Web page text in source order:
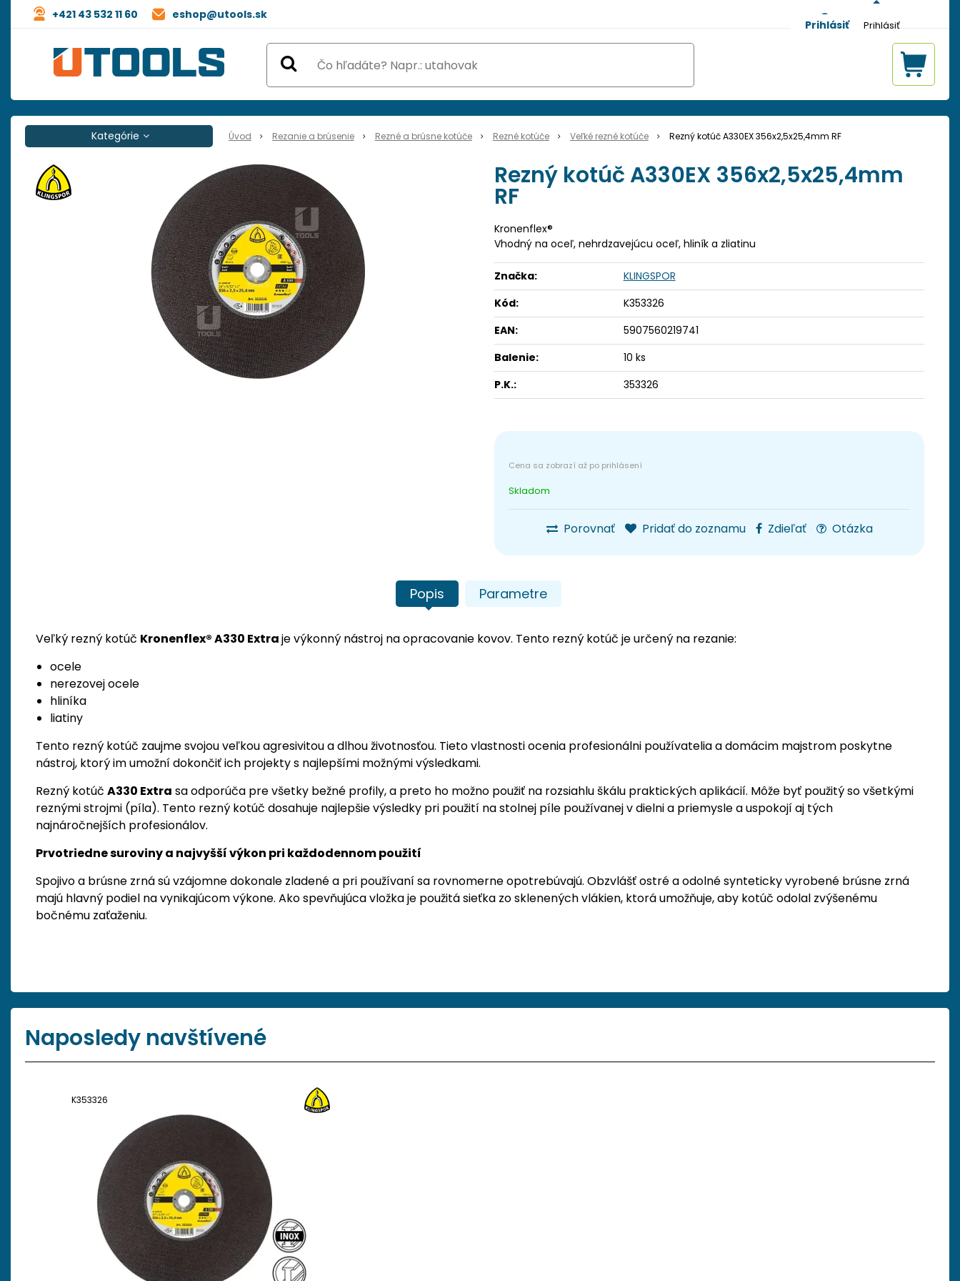
eshop@utools.sk
+421 43 532 11 60
Prihlásiť
Úvod Rezanie a brúsenie Rezné a brúsne kotúče Rezné kotúče Veľké rezné kotúče Rezný kotúč A330EX 356x2,5x25,4mm RF
Skladom
Porovnať Pridať do zoznamu Zdieľať Otázka
Rezný kotúč A330EX 356x2,5x25,4mm
RF
Kronenflex®
Vhodný na oceľ, nehrdzavejúcu oceľ, hliník a zliatinu
Značka:
KLINGSPOR
Kód:
K353326
EAN:
5907560219741
Balenie:
10 ks
P.K.:
353326
Popis Parametre
Veľký rezný kotúč Kronenflex® A330 Extraje výkonný nástroj na opracovanie kovov. Tento rezný kotúč je určený na rezanie:
ocele
nerezovej ocele
hliníka
liatiny
Tento rezný kotúč zaujme svojou veľkou agresivitou a dlhou životnosťou. Tieto vlastnosti ocenia profesionálni používatelia a domácim majstrom poskytne
nástroj, ktorý im umožní dokončiť ich projekty s najlepšími možnými výsledkami.
Rezný kotúč A330 Extra sa odporúča pre všetky bežné profily, a preto ho možno použiť na rozsiahlu škálu praktických aplikácií. Môže byť použitý so všetkými
reznými strojmi (píla). Tento rezný kotúč dosahuje najlepšie výsledky pri použití na stolnej píle používanej v dielni a priemysle a uspokojí aj tých
najnáročnejších profesionálov.
Prvotriedne suroviny a najvyšší výkon pri každodennom použití
Spojivo a brúsne zrná sú vzájomne dokonale zladené a pri používaní sa rovnomerne opotrebúvajú. Obzvlášť ostré a odolné synteticky vyrobené brúsne zrná
majú hlavný podiel na vynikajúcom výkone. Ako spevňujúca vložka je použitá sieťka zo sklenených vlákien, ktorá umožňuje, aby kotúč odolal zvýšenému
bočnému zaťaženiu.
Kategórie
Naposledy navštívené
K353326